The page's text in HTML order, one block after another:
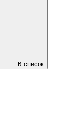
В список